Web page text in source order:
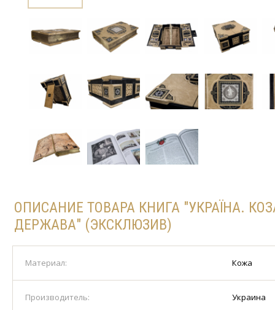
ОПИСАНИЕ ТОВАРА КНИГА "УКРАЇНА.
ДЕРЖАВА" (ЭКСКЛЮЗИВ)
Материал: Кожа
Производитель: Украина